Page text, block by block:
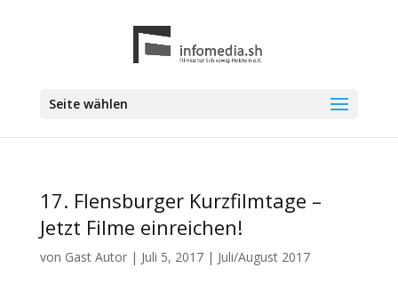
Seite wählen
17. Flensburger Kurzfilmtage –
Jetzt Filme einreichen!
von Gast Autor| Juli 5, 2017| Juli/August 2017